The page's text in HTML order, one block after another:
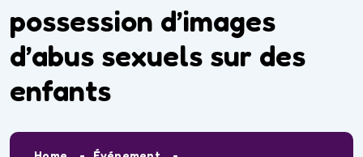
possession d’images
d’abus sexuels sur des
enfants